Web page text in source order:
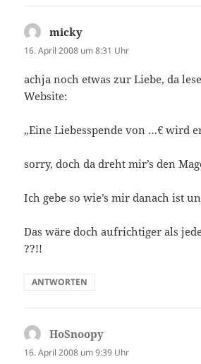
micky
16. April 2008 um 8:31 Uhr
achja noch etwas zur Liebe, da
Website:
„Eine Liebesspende von …€ wird
sorry, doch da dreht mir’s den
Ich gebe so wie’s mir danach ist
Das wäre doch aufrichtiger als
??!!
ANTWORTEN
HoSnoopy
16. April 2008 um 9:39 Uhr